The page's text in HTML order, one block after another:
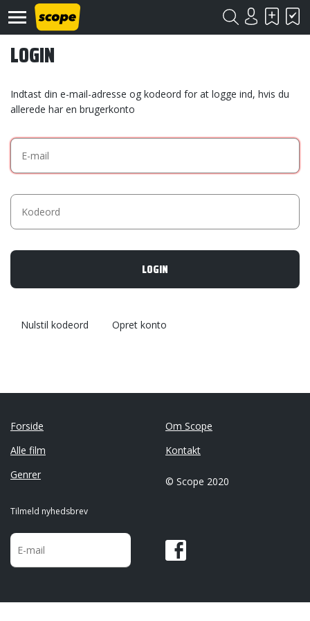
Kontakt
©
2020
LOGIN
Indtast din e-mail-adresse og kodeord for at logge ind, hvis du
allerede har en brugerkonto
Nulstil kodeord Opret konto
Forside
Alle film
Genrer
Om Scope
Kontakt
© Scope 2020
Tilmeld nyhedsbrev